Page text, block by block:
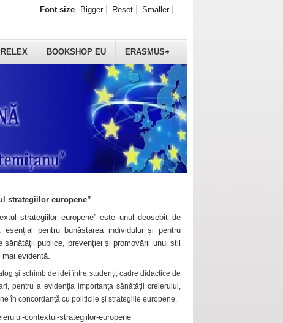
BOOKSHOP EU ERASMUS+
Font size Bigger Reset Smaller
strategiilor europene”
strategiilor europene” este unul deosebit de
pentru bunăstarea individului și pentru
publice, prevenției și promovării unui stil
evidentă.
și schimb de idei între studenți, cadre didactice de
pentru a evidenția importanța sănătății creierului,
în concordanță cu politicile și strategiile europene.
contextul-strategiilor-europene